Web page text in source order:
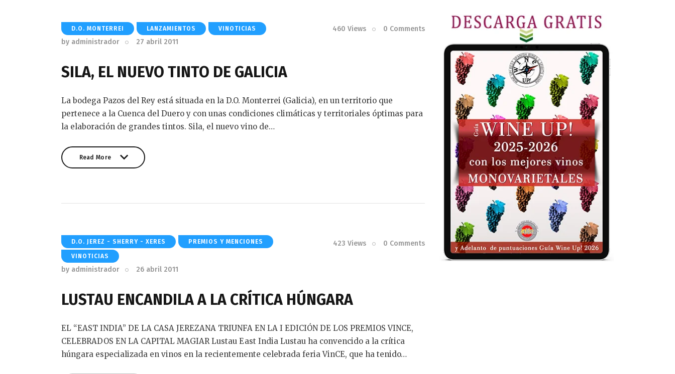
D.O. MONTERREI LANZAMIENTOS VINOTICIAS
by administrador 27 abril 2011
460 Views 0 Comments
SILA, EL NUEVO TINTO DE GALICIA
La bodega Pazos del Rey está situada en la D.O. Monterrei (Galicia), en un territorio que
pertenece a la Cuenca del Duero y con unas condiciones climáticas y territoriales óptimas para
la elaboración de grandes tintos. Sila, el nuevo vino de…
Read More
D.O. JEREZ - SHERRY - XERES PREMIOS Y MENCIONES
VINOTICIAS
by administrador 26 abril 2011
423 Views 0 Comments
LUSTAU ENCANDILA A LA CRÍTICA HÚNGARA
EL “EAST INDIA” DE LA CASA JEREZANA TRIUNFA EN LA I EDICIÓN DE LOS PREMIOS VINCE,
CELEBRADOS EN LA CAPITAL MAGIAR Lustau East India Lustau ha convencido a la crítica
húngara especializada en vinos en la recientemente celebrada feria VinCE, que ha tenido…